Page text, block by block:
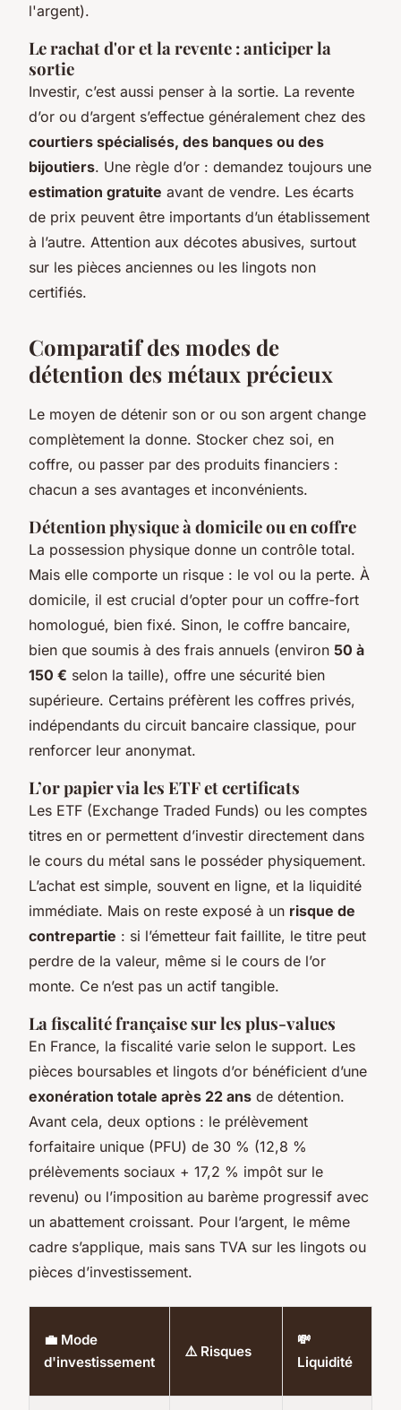
l'argent).
Le rachat d'or et la revente : anticiper la
sortie
Investir, c’est aussi penser à la sortie. La revente
d’or ou d’argent s’effectue généralement chez des
courtiers spécialisés, des banques ou des
bijoutiers. Une règle d’or : demandez toujours une
estimation gratuite avant de vendre. Les écarts
de prix peuvent être importants d’un établissement
à l’autre. Attention aux décotes abusives, surtout
sur les pièces anciennes ou les lingots non
certifiés.
Comparatif des modes de
détention des métaux précieux
Le moyen de détenir son or ou son argent change
complètement la donne. Stocker chez soi, en
coffre, ou passer par des produits financiers :
chacun a ses avantages et inconvénients.
Détention physique à domicile ou en coffre
La possession physique donne un contrôle total.
Mais elle comporte un risque : le vol ou la perte. À
domicile, il est crucial d’opter pour un coffre-fort
homologué, bien fixé. Sinon, le coffre bancaire,
bien que soumis à des frais annuels (environ 50 à
150 € selon la taille), offre une sécurité bien
supérieure. Certains préfèrent les coffres privés,
indépendants du circuit bancaire classique, pour
renforcer leur anonymat.
L’or papier via les ETF et certificats
Les ETF (Exchange Traded Funds) ou les comptes
titres en or permettent d’investir directement dans
le cours du métal sans le posséder physiquement.
L’achat est simple, souvent en ligne, et la liquidité
immédiate. Mais on reste exposé à un risque de
contrepartie : si l’émetteur fait faillite, le titre peut
perdre de la valeur, même si le cours de l’or
monte. Ce n’est pas un actif tangible.
La fiscalité française sur les plus-values
En France, la fiscalité varie selon le support. Les
pièces boursables et lingots d’or bénéficient d’une
exonération totale après 22 ans de détention.
Avant cela, deux options : le prélèvement
forfaitaire unique (PFU) de 30 % (12,8 %
prélèvements sociaux + 17,2 % impôt sur le
revenu) ou l’imposition au barème progressif avec
un abattement croissant. Pour l’argent, le même
cadre s’applique, mais sans TVA sur les lingots ou
pièces d’investissement.
💼 Mode
d'investissement
⚠️ Risques
💸
Liquidité